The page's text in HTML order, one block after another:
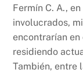
Fermín C. A.,
involucrados,
encontrarían
residiendo
También, entre